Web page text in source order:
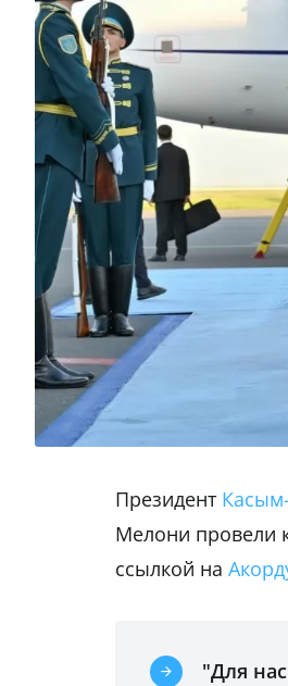
Президент
Мелони провели
ссылкой на
"Для